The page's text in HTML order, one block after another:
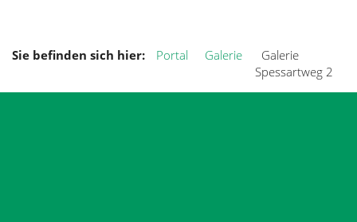
Sie befinden sich hier: Portal Galerie
Galerie
Spessartweg 2